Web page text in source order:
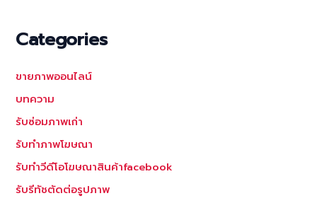
Categories
ขายภาพออนไลน์
บทความ
รับซ่อมภาพเก่า
รับทำภาพโฆษณา
รับทำวีดีโอโฆษณาสินค้าfacebook
รับรีทัชตัดต่อรูปภาพ